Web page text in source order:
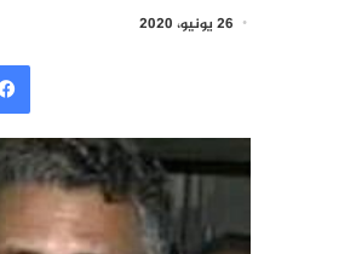
26 يونيو، 2020